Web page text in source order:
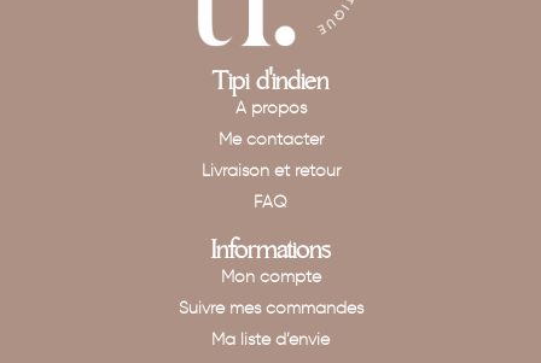
Tipi d'indien
A propos
Me contacter
Livraison et retour
FAQ
Informations
Mon compte
Suivre mes commandes
Ma liste d’envie